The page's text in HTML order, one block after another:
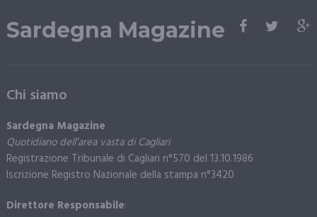
Sardegna Magazine
Chi siamo
Sardegna Magazine
Quotidiano dell’area vasta di Cagliari
Registrazione Tribunale di Cagliari n°570 del 13.10.1986
Iscrizione Registro Nazionale della stampa n°3420
Direttore Responsabile: